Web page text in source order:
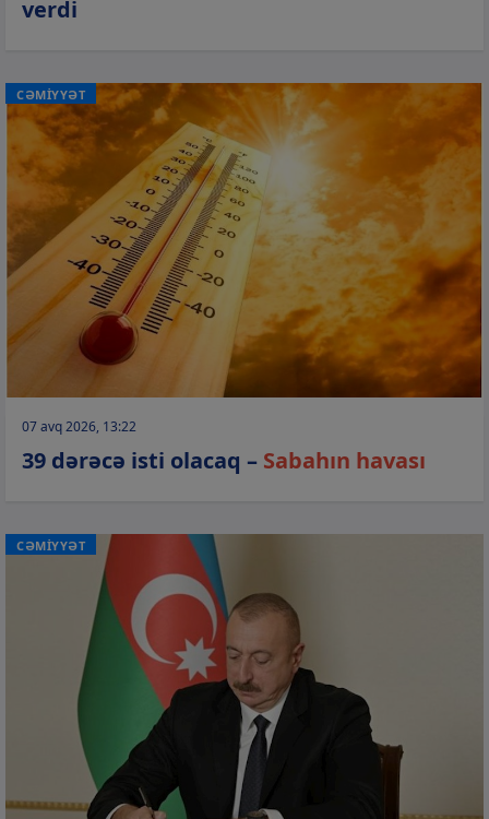
verdi
CƏMİYYƏT
07 avq 2026, 13:22
39 dərəcə isti olacaq – Sabahın havası
CƏMİYYƏT